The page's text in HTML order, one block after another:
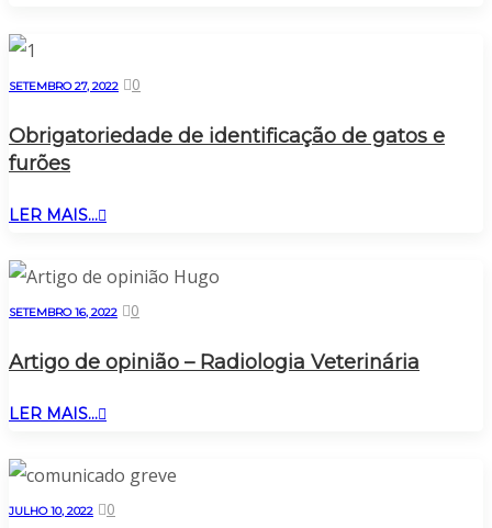
SETEMBRO 27, 2022 0
Obrigatoriedade de identificação de gatos e
furões
LER MAIS...
SETEMBRO 16, 2022 0
Artigo de opinião – Radiologia Veterinária
LER MAIS...
JULHO 10, 2022 0